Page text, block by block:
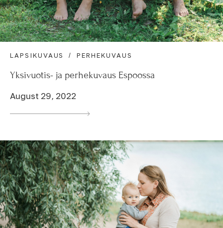
LAPSIKUVAUS PERHEKUVAUS
Yksivuotis- ja perhekuvaus Espoossa
August 29, 2022